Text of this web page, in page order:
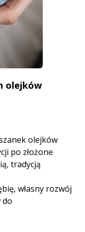
olejków
olejków
po złożone
tradycją
własny rozwój
do